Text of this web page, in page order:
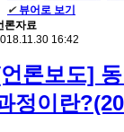
✔ 뷰어로 보기
론자료
16:42
론보도]
정이란